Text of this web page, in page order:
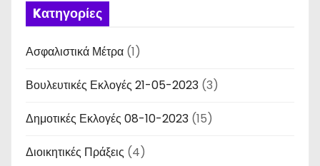
Kατηγορίες
Ασφαλιστικά Μέτρα (1)
Βουλευτικές Εκλογές 21-05-2023 (3)
Δημοτικές Εκλογές 08-10-2023 (15)
Διοικητικές Πράξεις (4)